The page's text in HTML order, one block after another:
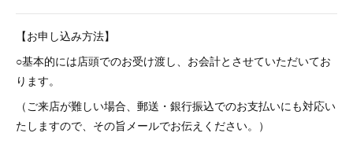
【お申し込み方法】
○基本的には店頭でのお受け渡し、お会計とさせていただいてお
ります。
（ご来店が難しい場合、郵送・銀行振込でのお支払いにも対応い
たしますので、その旨メールでお伝えください。）